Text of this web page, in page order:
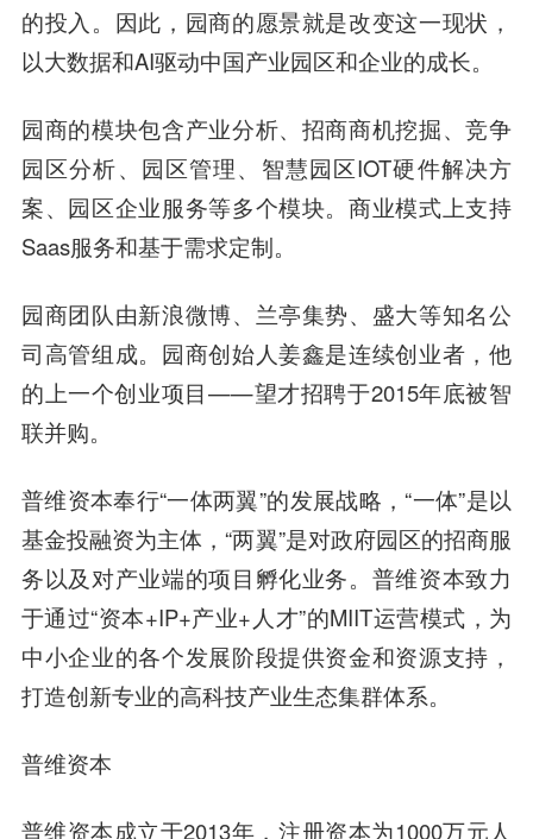
的投入。因此，园商的愿景就是改变这一现状，
以大数据和AI驱动中国产业园区和企业的成长。
园商的模块包含产业分析、招商商机挖掘、竞争
园区分析、园区管理、智慧园区IOT硬件解决方
案、园区企业服务等多个模块。商业模式上支持
Saas服务和基于需求定制。
园商团队由新浪微博、 兰亭集势、盛大等知名公
司高管组成。园商创始人姜鑫是连续创业者，他
的上一个创业项目——望才招聘于2015年底被智
联并购。
普维资本奉行“一体两翼”的发展战略，“一体”是以
基金投融资为主体，“两翼”是对政府园区的招商服
务以及对产业端的项目孵化业务。普维资本致力
于通过“资本+IP+产业+人才”的MIIT运营模式，为
中小企业的各个发展阶段提供资金和资源支持，
打造创新专业的高科技产业生态集群体系。
普维资本
普维资本成立于2013年，注册资本为1000万元人